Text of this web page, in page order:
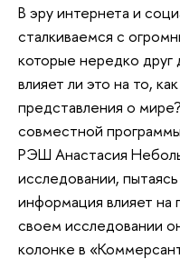
В эру интернета и
сталкиваемся с
которые нередко друг
влияет ли это на то,
представления о
совместной
РЭШ Анастасия
исследовании,
информация влияет
своем исследовании
колонке в